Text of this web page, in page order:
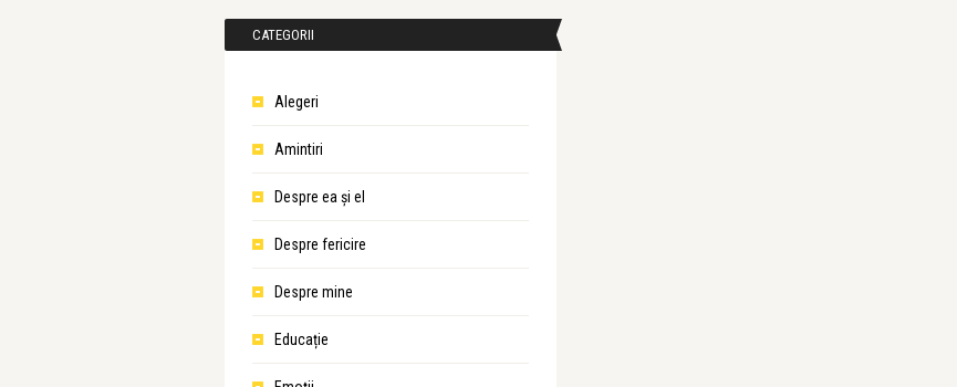
CATEGORII
Alegeri
Amintiri
Despre ea şi el
Despre fericire
Despre mine
Educație